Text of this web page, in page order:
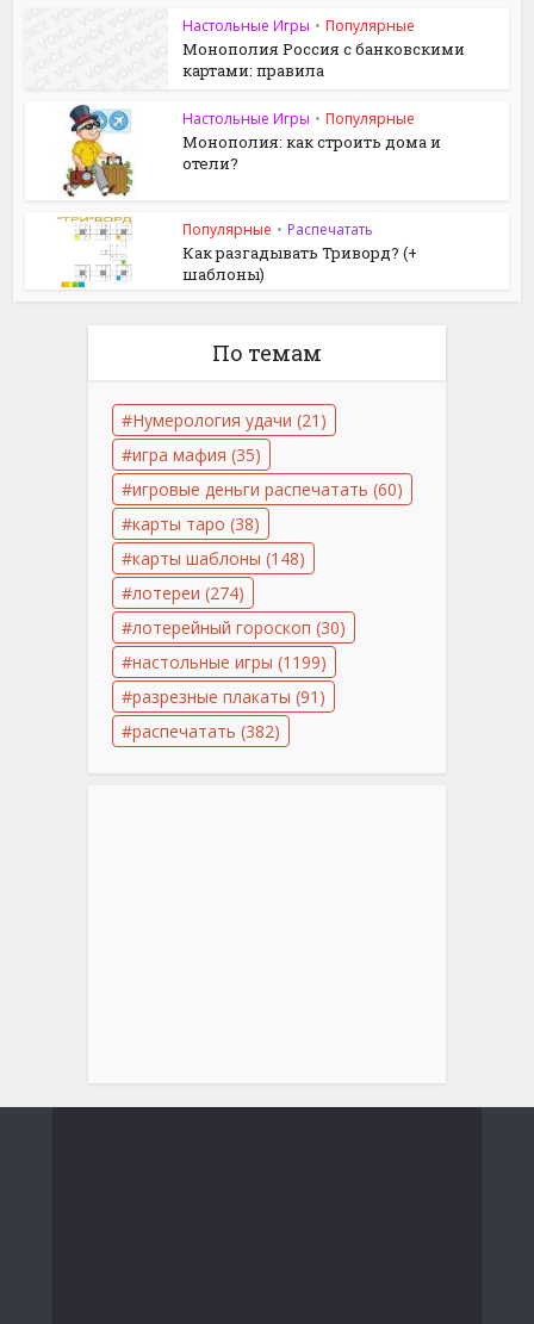
Настольные Игры • Популярные
Монополия Россия с банковскими
картами: правила
Настольные Игры • Популярные
Монополия: как строить дома и
отели?
Популярные • Распечатать
Как разгадывать Триворд? (+
шаблоны)
По темам
Нумерология удачи (21)
игра мафия (35)
игровые деньги распечатать (60)
карты таро (38)
карты шаблоны (148)
лотереи (274)
лотерейный гороскоп (30)
настольные игры (1199)
разрезные плакаты (91)
распечатать (382)